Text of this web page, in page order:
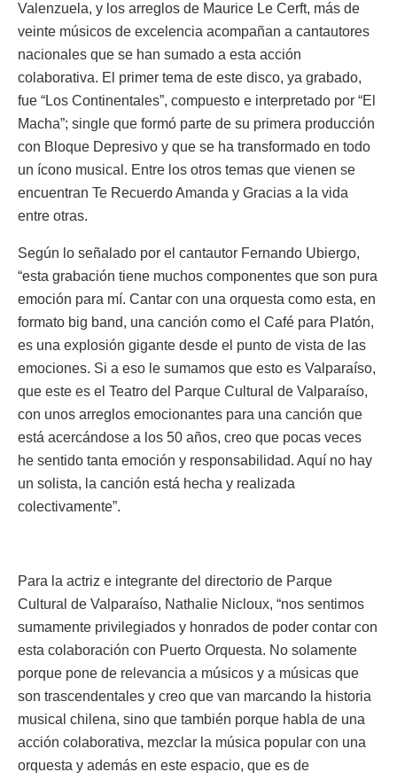
Valenzuela, y los arreglos de Maurice Le Cerft, más de
veinte músicos de excelencia acompañan a cantautores
nacionales que se han sumado a esta acción
colaborativa. El primer tema de este disco, ya grabado,
fue “Los Continentales”, compuesto e interpretado por “El
Macha”; single que formó parte de su primera producción
con Bloque Depresivo y que se ha transformado en todo
un ícono musical. Entre los otros temas que vienen se
encuentran Te Recuerdo Amanda y Gracias a la vida
entre otras.
Según lo señalado por el cantautor Fernando Ubiergo,
“esta grabación tiene muchos componentes que son pura
emoción para mí. Cantar con una orquesta como esta, en
formato big band, una canción como el Café para Platón,
es una explosión gigante desde el punto de vista de las
emociones. Si a eso le sumamos que esto es Valparaíso,
que este es el Teatro del Parque Cultural de Valparaíso,
con unos arreglos emocionantes para una canción que
está acercándose a los 50 años, creo que pocas veces
he sentido tanta emoción y responsabilidad. Aquí no hay
un solista, la canción está hecha y realizada
colectivamente”.
Para la actriz e integrante del directorio de Parque
Cultural de Valparaíso, Nathalie Nicloux, “nos sentimos
sumamente privilegiados y honrados de poder contar con
esta colaboración con Puerto Orquesta. No solamente
porque pone de relevancia a músicos y a músicas que
son trascendentales y creo que van marcando la historia
musical chilena, sino que también porque habla de una
acción colaborativa, mezclar la música popular con una
orquesta y además en este espacio, que es de